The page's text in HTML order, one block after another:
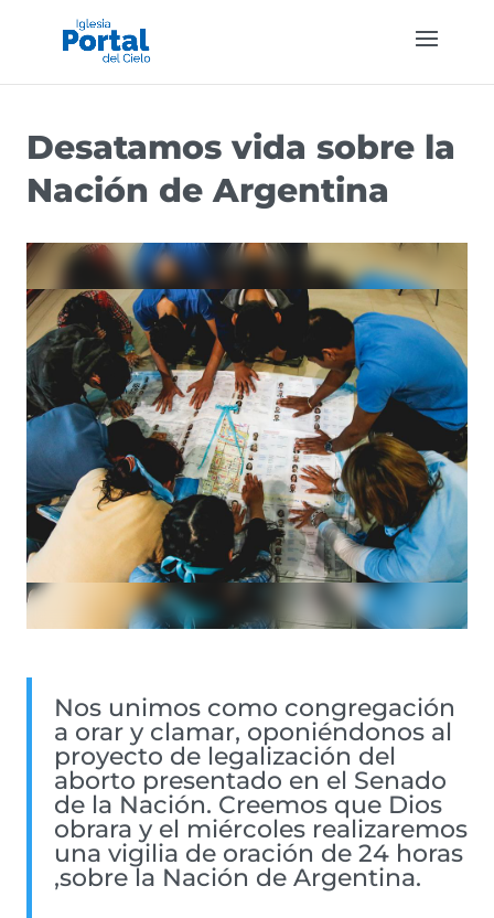
Desatamos vida sobre la
Nación de Argentina
Nos unimos como congregación
a orar y clamar, oponiéndonos al
proyecto de legalización del
aborto presentado en el Senado
de la Nación. Creemos que Dios
obrara y el miércoles realizaremos
una vigilia de oración de 24 horas
,sobre la Nación de Argentina.